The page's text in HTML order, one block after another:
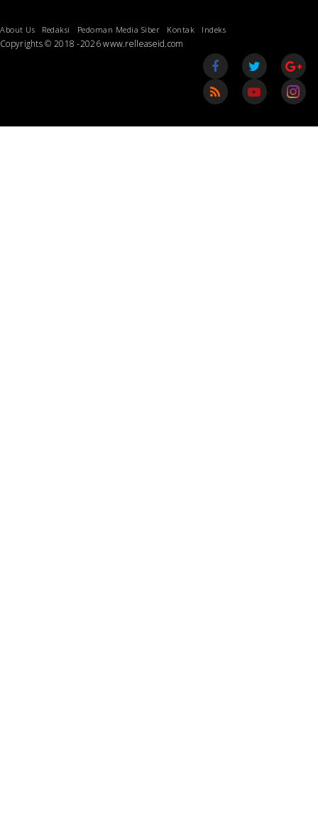
About Us Redaksi Pedoman Media Siber Kontak Indeks
Copyrights © 2018 -2026 www.relleaseid.com